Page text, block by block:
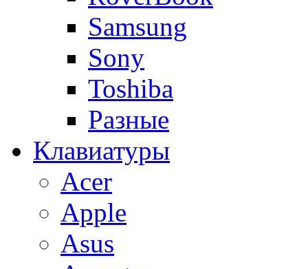
Samsung
Sony
Toshiba
Разные
Клавиатуры
Acer
Apple
Asus